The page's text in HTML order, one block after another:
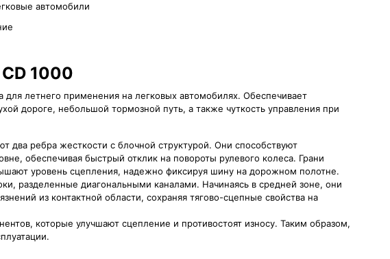
автомобили
1000
для летнего применения на легковых автомобилях. Обеспечивает
дороге, небольшой тормозной путь, а также чуткость управления при
два ребра жесткости с блочной структурой. Они способствуют
обеспечивая быстрый отклик на повороты рулевого колеса. Грани
уровень сцепления, надежно фиксируя шину на дорожном полотне.
разделенные диагональными каналами. Начинаясь в средней зоне, они
из контактной области, сохраняя тягово-сцепные свойства на
которые улучшают сцепление и противостоят износу. Таким образом,